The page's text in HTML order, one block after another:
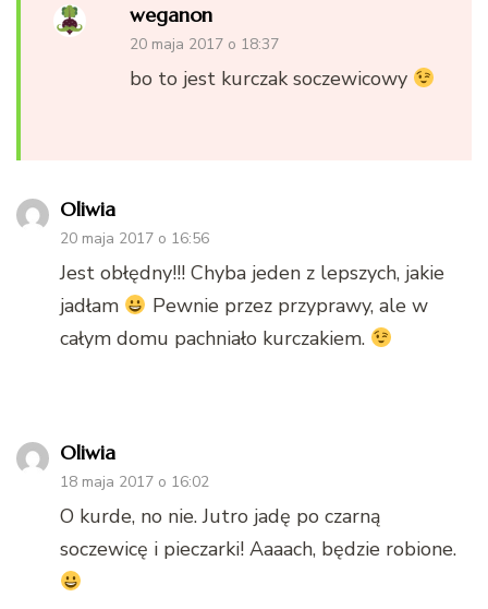
weganon
20 maja 2017 o 18:37
bo to jest kurczak soczewicowy
Oliwia
20 maja 2017 o 16:56
Jest obłędny!!! Chyba jeden z lepszych, jakie
jadłam
Pewnie przez przyprawy, ale w
całym domu pachniało kurczakiem.
Oliwia
18 maja 2017 o 16:02
O kurde, no nie. Jutro jadę po czarną
soczewicę i pieczarki! Aaaach, będzie robione.